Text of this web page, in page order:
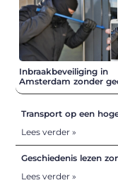
Inbraakbeveiliging in
Amsterdam zonder
Transport op een
Lees verder »
Geschiedenis lezen
Lees verder »